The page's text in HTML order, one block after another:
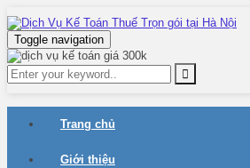
Toggle navigation
Trang chủ
Giới thiệu